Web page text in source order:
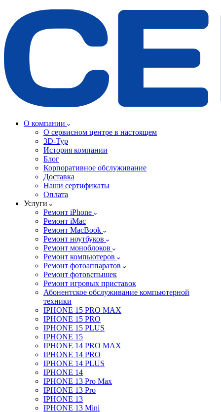
О компании
О сервисном центре в настоящем
3D-Тур
История компании
Блог
Корпоративное обслуживание
Доставка
Наши сертификаты
Оплата
Услуги
Ремонт iPhone
Ремонт iMac
Ремонт MacBook
Ремонт ноутбуков
Ремонт моноблоков
Ремонт компьютеров
Ремонт фотоаппаратов
Ремонт фотовспышек
Ремонт игровых приставок
Абонентское обслуживание компьютерной
техники
IPHONE 15 PRO MAX
IPHONE 15 PRO
IPHONE 15 PLUS
IPHONE 15
IPHONE 14 PRO MAX
IPHONE 14 PRO
IPHONE 14 PLUS
IPHONE 14
IPHONE 13 Pro Max
IPHONE 13 Pro
IPHONE 13
IPHONE 13 Mini